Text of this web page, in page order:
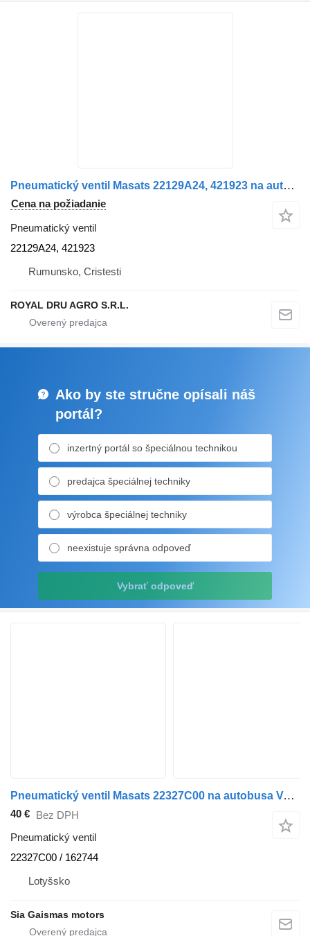
Pneumatický ventil Masats 22129A24, 421923 na autobusa Scania 4-Series K114
Cena na požiadanie
Pneumatický ventil
22129A24, 421923
Rumunsko, Cristesti
ROYAL DRU AGRO S.R.L.
Ako by ste stručne opísali náš
portál?
inzertný portál so špeciálnou technikou
predajca špeciálnej techniky
výrobca špeciálnej techniky
neexistuje správna odpoveď
Vybrať odpoveď
Pneumatický ventil Masats 22327C00 na autobusa Volvo B12
40 € Bez DPH
Pneumatický ventil
22327C00 / 162744
Lotyšsko
Sia Gaismas motors